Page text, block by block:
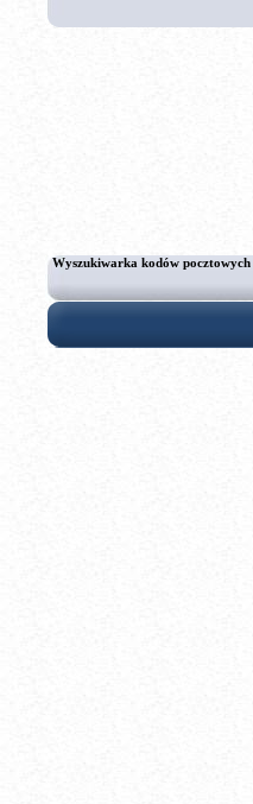
Wyszukiwarka kodów pocztowych